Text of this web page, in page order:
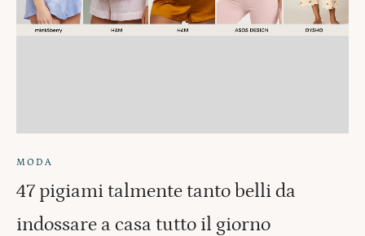
MODA
47 pigiami talmente tanto belli da
indossare a casa tutto il giorno